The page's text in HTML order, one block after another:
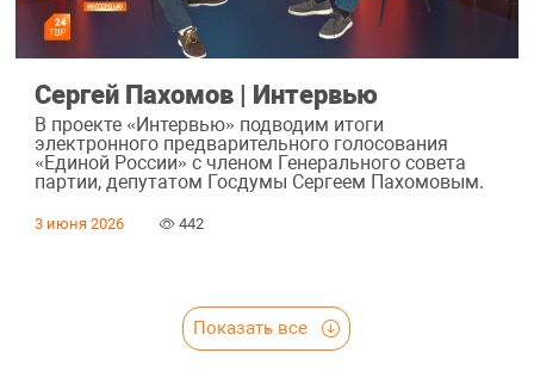
Сергей Пахомов | Интервью
В проекте «Интервью» подводим итоги
электронного предварительного голосования
«Единой России» с членом Генерального совета
партии, депутатом Госдумы Сергеем Пахомовым.
3 июня 2026 442
Показать все